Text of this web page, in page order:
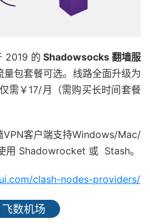
2019 的 Shadowsocks 翻墙服
量包套餐可选。线路全面升级为
需￥17/月（需购买长时间套餐
VPN客户端支持Windows/Mac/
用 Shadowrocket 或 Stash。
clash-nodes-providers/
飞数机场